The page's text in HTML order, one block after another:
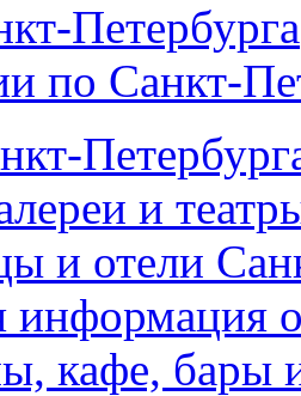
Петербурга
по Санкт-
и
и отели
информация
кафе, бары